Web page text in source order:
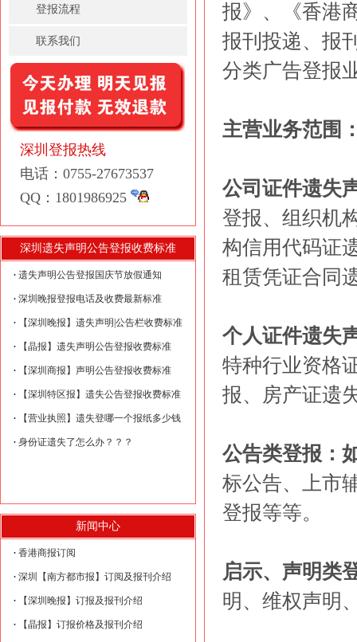
登报流程
联系我们
深圳登报热线
电话：0755-27673537
QQ：1801986925
深圳遗失声明公告登报收费标准
遗失声明公告登报国庆节放假通知
深圳晚报登报电话及收费最新标准
【深圳晚报】遗失声明|公告栏收费标准
【晶报】遗失声明公告登报收费标准
【深圳商报】声明公告登报收费标准
【深圳特区报】遗失公告登报收费标准
【营业执照】遗失登哪一个报纸多少钱
身份证遗失了怎么办？？？
新闻中心
香港商报订阅
深圳【南方都市报】订阅及报刊介绍
【深圳晚报】订报及报刊介绍
【晶报】订报价格及报刊介绍
报》、《香港
报刊投递、报
分类广告登报
主营业务范围
公司证件遗失
登报、组织机
构信用代码证
租赁凭证合同
个人证件遗失
特种行业资格
报、房产证遗
公告类登报：
标公告、上市
登报等等。
启示、 声明类
明、维权声明